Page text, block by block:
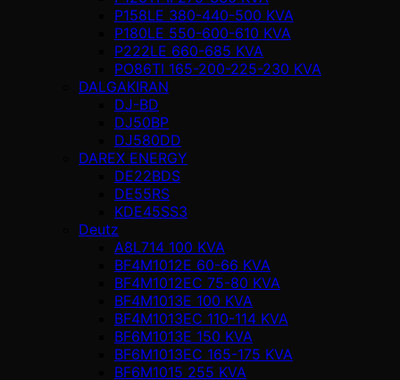
P158LE 380-440-500 KVA
P180LE 550-600-610 KVA
P222LE 660-685 KVA
PO86TI 165-200-225-230 KVA
DALGAKIRAN
DJ-BD
DJ50BP
DJ580DD
DAREX ENERGY
DE22BDS
DE55RS
KDE45SS3
Deutz
A8L714 100 KVA
BF4M1012E 60-66 KVA
BF4M1012EC 75-80 KVA
BF4M1013E 100 KVA
BF4M1013EC 110-114 KVA
BF6M1013E 150 KVA
BF6M1013EC 165-175 KVA
BF6M1015 255 KVA